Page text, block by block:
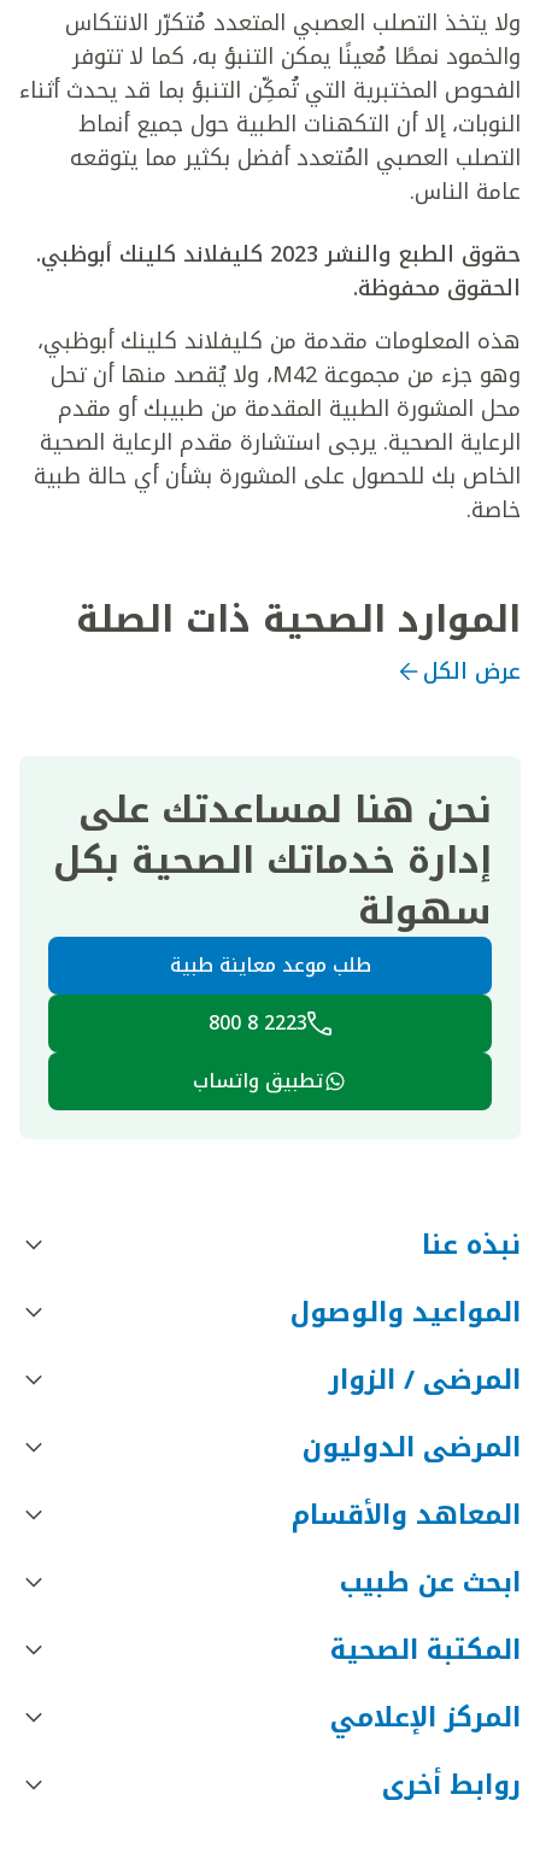
ولا يتخذ التصلب العصبي المتعدد مُتكرّر الانتكاس
والخمود نمطًا مُعينًا يمكن التنبؤ به، كما لا تتوفر
الفحوص المختبرية التي تُمكِّن التنبؤ بما قد يحدث أثناء
النوبات، إلا أن التكهنات الطبية حول جميع أنماط
التصلب العصبي المُتعدد أفضل بكثير مما يتوقعه
عامة الناس.
حقوق الطبع والنشر 2023 كليفلاند كلينك أبوظبي.
الحقوق محفوظة.
هذه المعلومات مقدمة من كليفلاند كلينك أبوظبي،
وهو جزء من مجموعة M42، ولا يُقصد منها أن تحل
محل المشورة الطبية المقدمة من طبيبك أو مقدم
الرعاية الصحية. يرجى استشارة مقدم الرعاية الصحية
الخاص بك للحصول على المشورة بشأن أي حالة طبية
خاصة.
الموارد الصحية ذات الصلة
عرض الكل
نحن هنا لمساعدتك على
إدارة خدماتك الصحية بكل
سهولة
طلب موعد معاينة طبية
2223 8 800
تطبيق واتساب
نبذه عنا
المواعيد والوصول
المرضى / الزوار
المرضى الدوليون
المعاهد والأقسام
ابحث عن طبيب
المكتبة الصحية
المركز الإعلامي
روابط أخرى